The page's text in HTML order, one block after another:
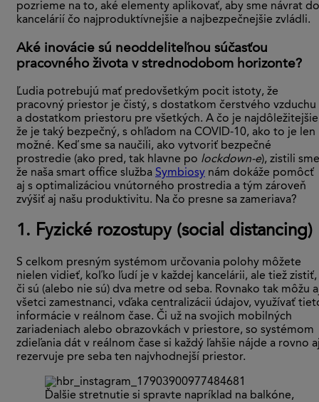
pozrieme na to, aké elementy aplikovať, aby sme návrat do
kancelárií čo najproduktívnejšie a najbezpečnejšie zvládli.
Aké inovácie sú neoddeliteľnou súčasťou
pracovného života v strednodobom horizonte?
Ľudia potrebujú mať predovšetkým pocit istoty, že
pracovný priestor je čistý, s dostatkom čerstvého vzduchu
a dostatkom priestoru pre všetkých. A čo je
že je taký bezpečný, s ohľadom na COVID-10, ako to je len
možné. Keď sme sa naučili, ako vytvoriť bezpečné
prostredie (ako pred, tak hlavne po lockdown-e), zistili
že naša smart office služba Symbiosy nám dokáže pomôcť
aj s optimalizáciou vnútorného prostredia a tým zároveň
zvýšiť aj našu produktivitu. Na čo presne sa zameriava?
1. Fyzické rozostupy (social distancing)
S celkom presným systémom určovania polohy môžete
nielen vidieť, koľko ľudí je v každej kancelárii, ale tiež zistiť,
či sú (alebo nie sú) dva metre od seba. Rovnako tak môžu
všetci zamestnanci, vďaka centralizácii údajov, využívať
informácie v reálnom čase. Či už na svojich mobilných
zariadeniach alebo obrazovkách v priestore, so systémom
zdieľania dát v reálnom čase si každý ľahšie nájde a rovno
rezervuje pre seba ten najvhodnejší priestor.
Ďalšie stretnutie si spravte napríklad na balkóne,